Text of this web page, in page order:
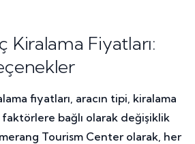
Kiralama Fiyatları:
fiyatları, aracın tipi, kiralama
bağlı olarak değişiklik
Tourism Center olarak, her